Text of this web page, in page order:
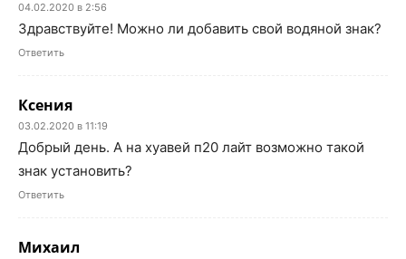
04.02.2020 в 2:56
Здравствуйте! Можно ли добавить свой водяной знак?
Ответить
Ксения
03.02.2020 в 11:19
Добрый день. А на хуавей п20 лайт возможно такой
знак установить?
Ответить
Михаил